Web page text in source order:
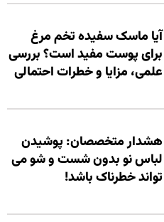
آیا ماسک سفیده تخم مرغ
برای پوست مفید است؟ بررسی
علمی، مزایا و خطرات احتمالی
هشدار متخصصان: پوشیدن
لباس نو بدون شست‌ و شو می‌
تواند خطرناک باشد!